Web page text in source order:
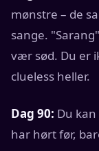
mønstre – de
sange.
vær sød. Du er
clueless heller.
Dag 90: Du
har hørt før,